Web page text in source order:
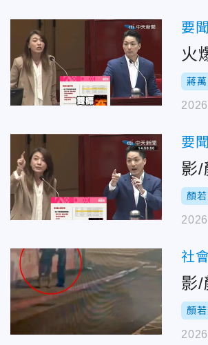
要聞
火
蔣
要聞
影/
顏
社
影/
顏